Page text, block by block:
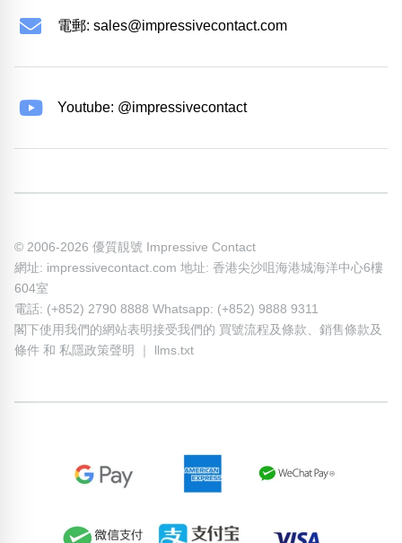
電郵: sales@impressivecontact.com
Youtube: @impressivecontact
© 2006-2026 優質靚號 Impressive Contact
網址: impressivecontact.com 地址: 香港尖沙咀海港城海洋中心6樓
604室
電話: (+852) 2790 8888 Whatsapp: (+852) 9888 9311
閣下使用我們的網站表明接受我們的 買號流程及條款、 銷售條款及
條件 和 私隱政策聲明 llms.txt